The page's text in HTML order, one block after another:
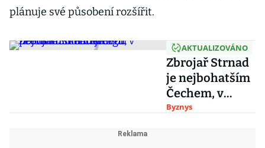
plánuje své působení rozšířit.
AKTUALIZOVÁNO
Zbrojař Strnad
je nejbohatším
Čechem, v
žebříčku
Byznys